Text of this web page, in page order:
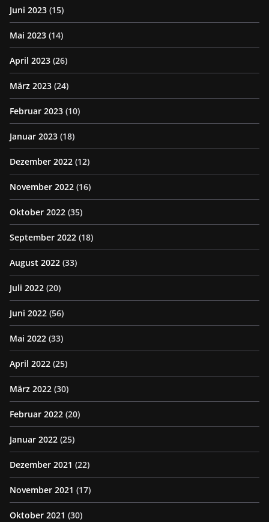
Juni 2023 (15)
Mai 2023 (14)
April 2023 (26)
März 2023 (24)
Februar 2023 (10)
Januar 2023 (18)
Dezember 2022 (12)
November 2022 (16)
Oktober 2022 (35)
September 2022 (18)
August 2022 (33)
Juli 2022 (20)
Juni 2022 (56)
Mai 2022 (33)
April 2022 (25)
März 2022 (30)
Februar 2022 (20)
Januar 2022 (25)
Dezember 2021 (22)
November 2021 (17)
Oktober 2021 (30)